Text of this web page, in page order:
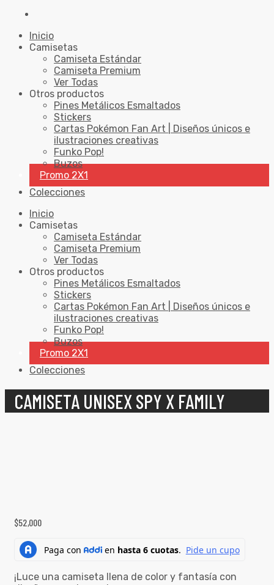
Inicio
Camisetas
Camiseta Estándar
Camiseta Premium
Ver Todas
Otros productos
Pines Metálicos Esmaltados
Stickers
Cartas Pokémon Fan Art | Diseños únicos e
ilustraciones creativas
Funko Pop!
Buzos
Promo 2X1
Colecciones
Inicio
Camisetas
Camiseta Estándar
Camiseta Premium
Ver Todas
Otros productos
Pines Metálicos Esmaltados
Stickers
Cartas Pokémon Fan Art | Diseños únicos e
ilustraciones creativas
Funko Pop!
Buzos
Promo 2X1
Colecciones
CAMISETA UNISEX SPY X FAMILY
$52,000
¡Luce una camiseta llena de color y fantasía con